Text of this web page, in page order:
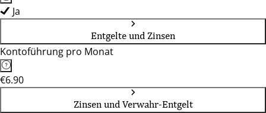
Ja
Entgelte und Zinsen
Kontoführung pro Monat
€6.90
Zinsen und Verwahr-Entgelt